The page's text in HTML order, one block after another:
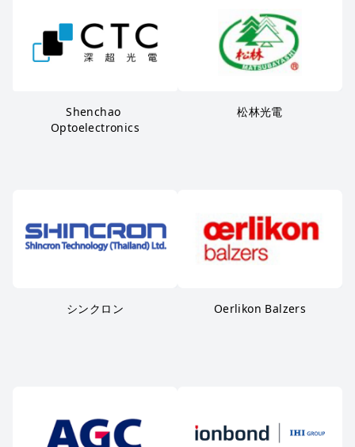
Shenchao
Optoelectronics
松林光電
シンクロン Oerlikon Balzers